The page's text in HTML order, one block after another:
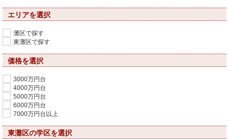
エリアを選択
灘区で探す
東灘区で探す
価格を選択
3000万円台
4000万円台
5000万円台
6000万円台
7000万円台以上
東灘区の学区を選択